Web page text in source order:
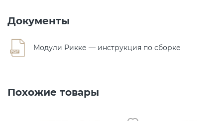
Документы
Модули Рикке — инструкция по сборке
Похожие товары